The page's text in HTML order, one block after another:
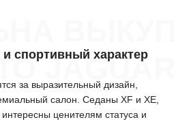
ВЫКУП
JAGUAR
спортивный характер
за выразительный дизайн,
салон. Седаны XF и XE,
ценителям статуса и